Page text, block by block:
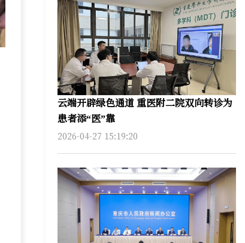
云端开辟绿色通道 重医附二院双向转诊为
患者添“医”靠
2026-04-27 15:19:20